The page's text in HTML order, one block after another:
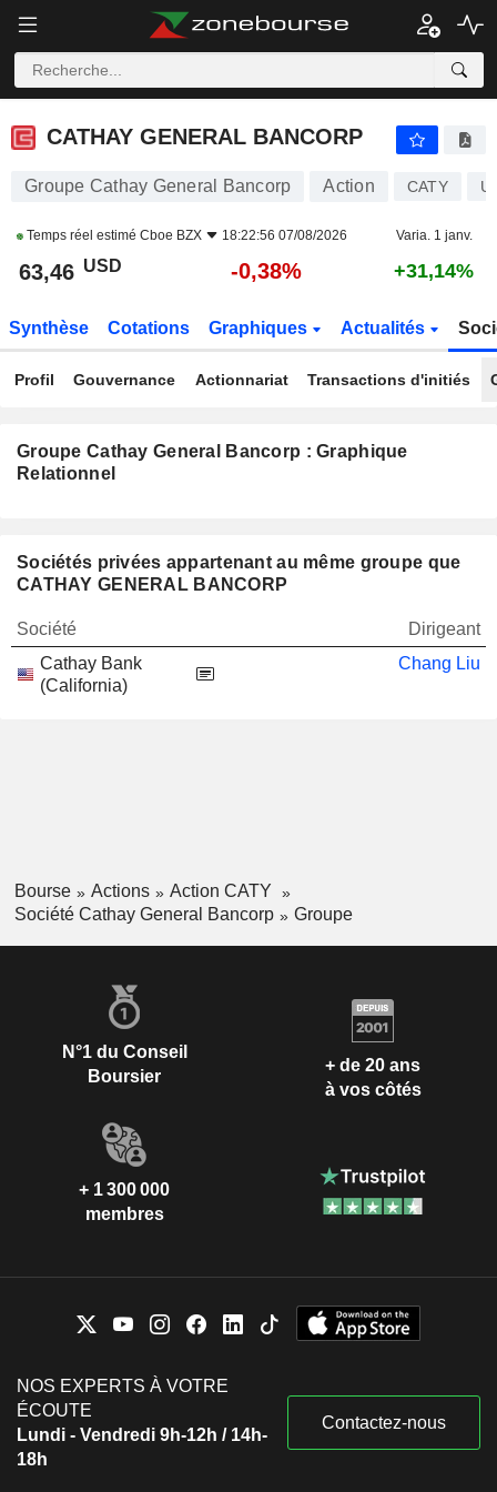
CATHAY GENERAL BANCORP
CATHAY GENERAL BANCORP
Groupe Cathay General Bancorp Action CATY
Temps réel estimé Cboe BZX 18:22:56 07/08/2026 Varia. 1 janv.
63,46 USD -0,38% +31,14%
Synthèse Cotations Graphiques Actualités
Profil Gouvernance Actionnariat Transactions d'initiés
Groupe Cathay General Bancorp : Graphique
Relationnel
Sociétés privées appartenant au même groupe que
CATHAY GENERAL BANCORP
Société
Dirigeant
Cathay Bank
(California)
Chang Liu
Bourse Actions
Action CATY
Société Cathay General Bancorp
Groupe
N°1 du Conseil
Boursier
+ de 20 ans
à vos côtés
+ 1 300 000
membres
NOS EXPERTS À VOTRE
ÉCOUTE
Lundi - Vendredi 9h-12h / 14h-
18h
Contactez-nous